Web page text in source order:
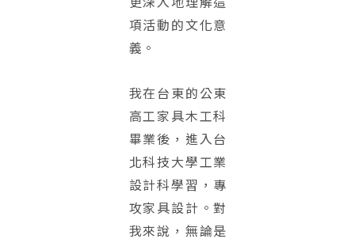
項活動的文化意
義。
我在台東的公東
高工家具木工科
畢業後，進入台
北科技大學工業
設計科學習，專
攻家具設計。對
我來說，無論是